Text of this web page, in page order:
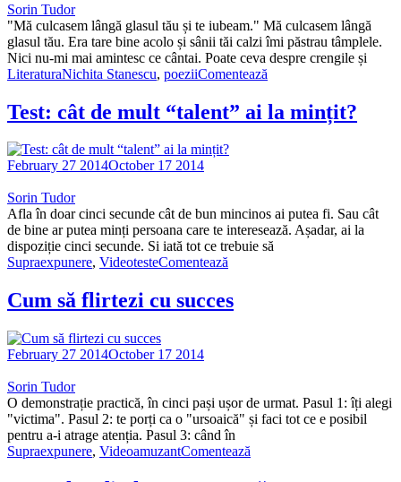
Sorin Tudor
"Mă culcasem lângă glasul tău și te iubeam." Mă culcasem lângă
glasul tău. Era tare bine acolo și sânii tăi calzi îmi păstrau tâmplele.
Nici nu-mi mai amintesc ce cântai. Poate ceva despre crengile și
LiteraturaNichita Stanescu, poeziiComentează
Test: cât de mult “talent” ai la mințit?
February 27 2014October 17 2014
Sorin Tudor
Afla în doar cinci secunde cât de bun mincinos ai putea fi. Sau cât
de bine ar putea minți persoana care te interesează. Așadar, ai la
dispoziție cinci secunde. Si iată tot ce trebuie să
Supraexpunere, VideotesteComentează
Cum să flirtezi cu succes
February 27 2014October 17 2014
Sorin Tudor
O demonstrație practică, în cinci pași ușor de urmat. Pasul 1: îți alegi
"victima". Pasul 2: te porți ca o "ursoaică" și faci tot ce e posibil
pentru a-i atrage atenția. Pasul 3: când în
Supraexpunere, VideoamuzantComentează